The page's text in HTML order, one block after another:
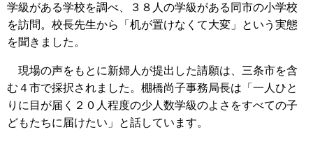
学級がある学校を調べ、３８人の学級がある同市の小学校
を訪問。校長先生から「机が置けなくて大変」という実態
を聞きました。
現場の声をもとに新婦人が提出した請願は、三条市を含
む４市で採択されました。棚橋尚子事務局長は「一人ひと
りに目が届く２０人程度の少人数学級のよさをすべての子
どもたちに届けたい」と話しています。